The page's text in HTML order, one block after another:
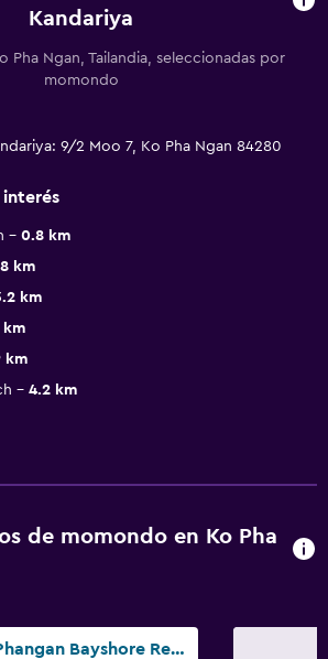
Kandariya
Pha Ngan, Tailandia, seleccionadas por
momondo
9/2 Moo 7, Ko Pha Ngan 84280
interés
0.8 km
km
km
km
km
4.2 km
de momondo en Ko Pha
Phangan Bayshore Resort